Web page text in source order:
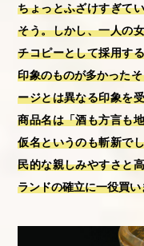
ちょっとふざけすぎて
そう。しかし、一人の
チコピーとして採用す
印象のものが多かった
ージとは異なる印象を
商品名は「酒も方言も
仮名というのも斬新で
民的な親しみやすさと
ランドの確立に一役買い